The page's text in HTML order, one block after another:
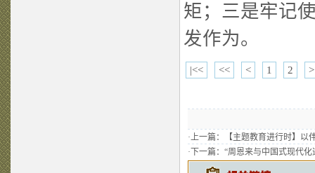
矩；三是牢记
发作为。
|<< << < 1 2 >
·上一篇：
【主题教育进行时】
·下一篇： “周恩来与中国式现代